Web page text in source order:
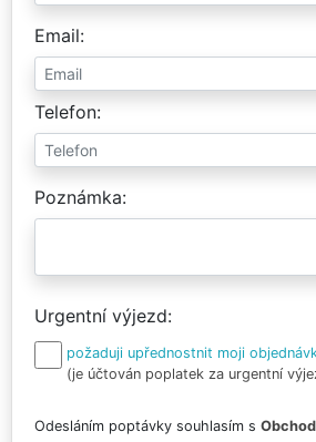
Email
Telefon
Poznámka
Urgentní výjezd
požaduji upřednostnit moji
(je účtován poplatek za urgentní
Odesláním poptávky souhlasím s